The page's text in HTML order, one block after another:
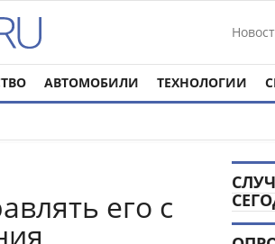
АВТОМОБИЛИ ТЕХНОЛОГИИ
его с